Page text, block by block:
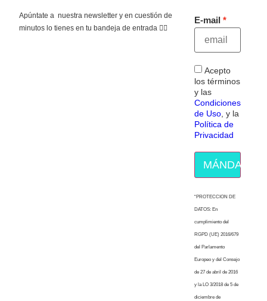
Apúntate a nuestra newsletter y en cuestión de
minutos lo tienes en tu bandeja de entrada 👇🏻
E-mail
Acepto
los términos
y las
Condiciones
de Uso, y la
Política de
Privacidad
MÁNDAME
“PROTECCION DE
DATOS: En
cumplimiento del
RGPD (UE) 2016/679
del Parlamento
Europeo y del Consejo
de 27 de abril de 2016
y la LO 3/2018 de 5 de
diciembre de